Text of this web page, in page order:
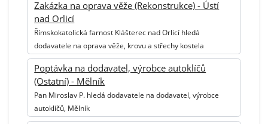
Zakázka na oprava věže (Rekonstrukce) - Ústí
nad Orlicí
Římskokatolická farnost Klášterec nad Orlicí hledá
dodavatele na oprava věže, krovu a střechy kostela
Poptávka na dodavatel, výrobce autoklíčů
(Ostatní) - Mělník
Pan Miroslav P. hledá dodavatele na dodavatel, výrobce
autoklíčů, Mělník